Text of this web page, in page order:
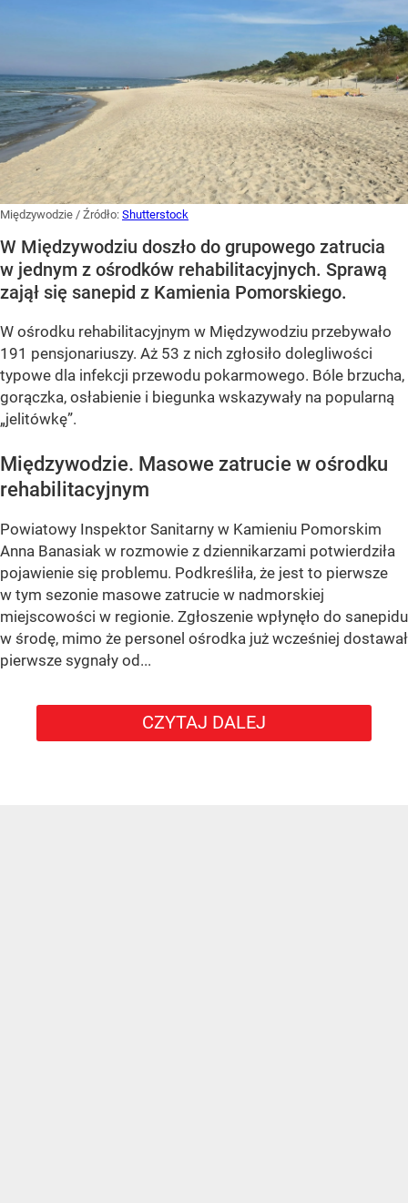
Międzywodzie / Źródło: Shutterstock
W Międzywodziu doszło do grupowego zatrucia
w jednym z ośrodków rehabilitacyjnych. Sprawą
zajął się sanepid z Kamienia Pomorskiego.
W ośrodku rehabilitacyjnym w Międzywodziu przebywało
191 pensjonariuszy. Aż 53 z nich zgłosiło dolegliwości
typowe dla infekcji przewodu pokarmowego. Bóle brzucha,
gorączka, osłabienie i biegunka wskazywały na popularną
„jelitówkę”.
Międzywodzie. Masowe zatrucie w ośrodku
rehabilitacyjnym
Powiatowy Inspektor Sanitarny w Kamieniu Pomorskim
Anna Banasiak w rozmowie z dziennikarzami potwierdziła
pojawienie się problemu. Podkreśliła, że jest to pierwsze
w tym sezonie masowe zatrucie w nadmorskiej
miejscowości w regionie. Zgłoszenie wpłynęło do sanepidu
w środę, mimo że personel ośrodka już wcześniej dostawał
pierwsze sygnały od...
CZYTAJ DALEJ